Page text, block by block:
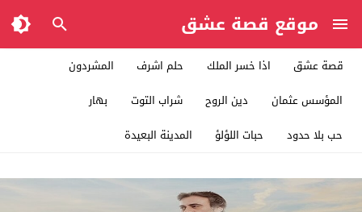
موقع قصة عشق
قصة عشق اذا خسر الملك حلم اشرف
المشردون
المؤسس عثمان
دين الروح شراب التوت
بهار
حب بلا حدود
حبات اللؤلؤ المدينة البعيدة